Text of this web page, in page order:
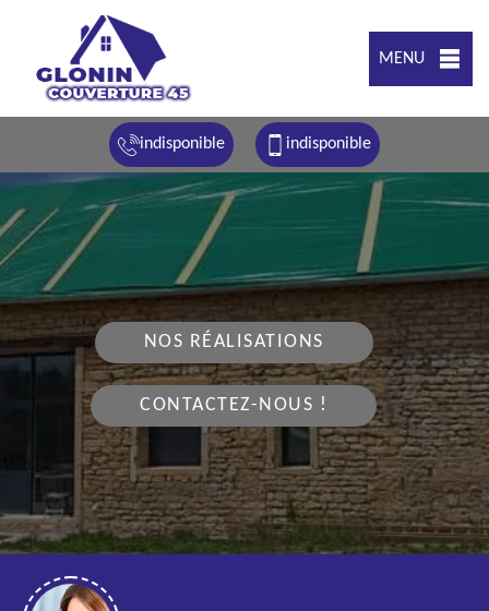
MENU
indisponible indisponible
NOS RÉALISATIONS
CONTACTEZ-NOUS !